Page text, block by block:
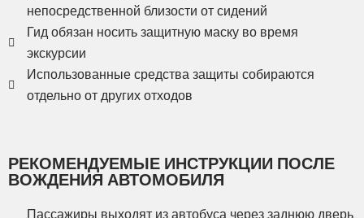
непосредственной близости от сидений
Гид обязан носить защитную маску во время
экскурсии
Использованные средства защиты собираются
отдельно от других отходов
РЕКОМЕНДУЕМЫЕ ИНСТРУКЦИИ ПОСЛЕ
ВОЖДЕНИЯ АВТОМОБИЛЯ